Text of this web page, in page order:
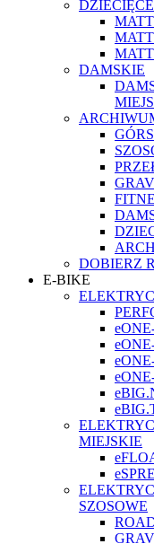
DAMSKIE
DOBIERZ
E-BIKE
MIEJSKIE
SZOSOWE